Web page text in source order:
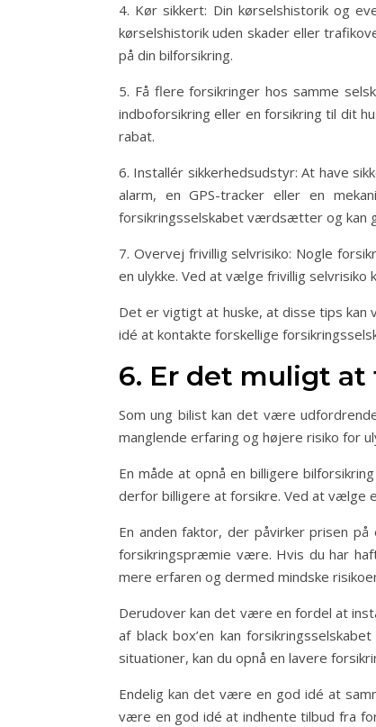
4. Kør sikkert: Din kørselshistorik og
kørselshistorik uden skader eller
på din bilforsikring.
5. Få flere forsikringer hos samme
indboforsikring eller en forsikring til dit
rabat.
6. Installér sikkerhedsudstyr: At have
alarm, en GPS-tracker eller en
forsikringsselskabet værdsætter og kan
7. Overvej frivillig selvrisiko: Nogle
en ulykke. Ved at vælge frivillig
Det er vigtigt at huske, at disse tips
idé at kontakte forskellige
6. Er det muligt
Som ung bilist kan det være
manglende erfaring og højere risiko for
En måde at opnå en billigere
derfor billigere at forsikre. Ved at vælge
En anden faktor, der påvirker prisen
forsikringspræmie være. Hvis du har
mere erfaren og dermed mindske
Derudover kan det være en fordel at
af black box’en kan
situationer, kan du opnå en lavere
Endelig kan det være en god idé at
være en god idé at indhente tilbud fra